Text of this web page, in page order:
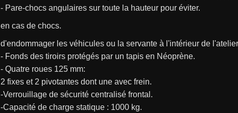
- Pare-chocs angulaires sur toute la hauteur pour éviter.
en cas de chocs.
d'endommager les véhicules ou la servante à l'intérieur de
- Fonds des tiroirs protégés par un tapis en Néoprène.
- Quatre roues 125 mm:
2 fixes et 2 pivotantes dont une avec frein.
-Verrouillage de sécurité centralisé frontal.
-Capacité de charge statique : 1000 kg.